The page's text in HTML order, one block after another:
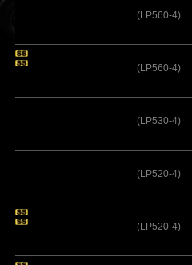
(LP560-4)
(LP560-4)
(LP530-4)
(LP520-4)
(LP520-4)